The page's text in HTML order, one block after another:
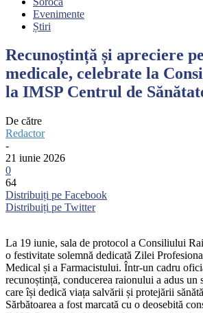
Evenimente
Știri
Recunoștință și apreciere
medicale, celebrate la
la IMSP Centrul de
De către
Redactor
-
21 iunie 2026
0
64
Distribuiți pe Facebook
Distribuiți pe Twitter
La 19 iunie, sala de protocol a Consiliului
o festivitate solemnă dedicată Zilei
Medical și a Farmacistului. Într-un cadru
recunoștință, conducerea raionului a adus un
care își dedică viața salvării și protejării
Sărbătoarea a fost marcată cu o deosebită